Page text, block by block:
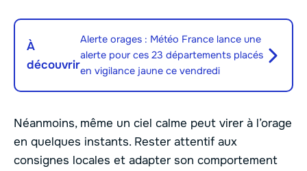
À
découvrir
Alerte orages : Météo France lance une
alerte pour ces 23 départements placés
en vigilance jaune ce vendredi
Néanmoins, même un ciel calme peut virer à l’orage
en quelques instants. Rester attentif aux
consignes locales et adapter son comportement